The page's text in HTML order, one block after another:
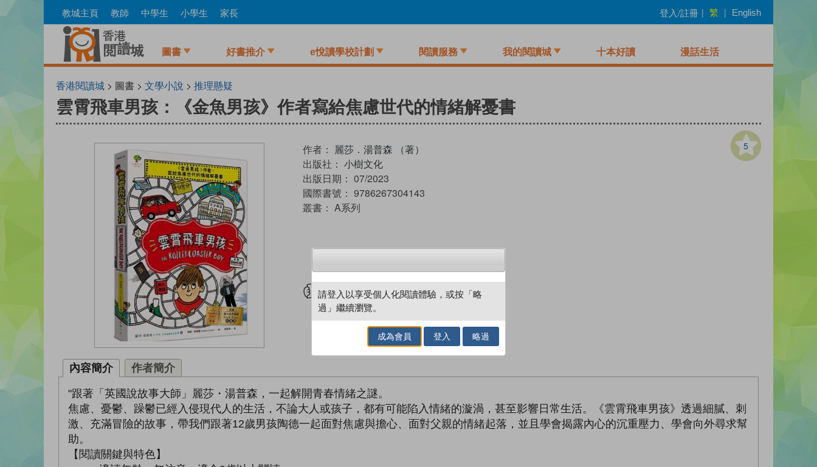
to
教城主頁 教師 中學生 小學生 家長 登入/註冊 | 繁 | English
圖書 好書推介 e悅讀學校計劃 閱讀服務 我的閱讀城 十本好讀 漫話生活
香港閱讀城 > 圖書 > 文學小說 > 推理懸疑
雲霄飛車男孩：《金魚男孩》作者寫給焦慮世代的情緒解憂書
5
作者： 麗莎．湯普森 （著）
出版社： 小樹文化
出版日期： 07/2023
國際書號： 9786267304143
叢書： A系列
試閲 加入閱讀紀錄
內容簡介 作者簡介
"跟著「英國說故事大師」麗莎・湯普森，一起解開青春情緒之謎。
焦慮、憂鬱、躁鬱已經入侵現代人的生活，不論大人或孩子，都有可能陷入情緒的漩渦，甚至影響日常生活。《雲霄飛車男孩》透過細膩、刺
激、充滿冒險的故事，帶我們跟著12歲男孩陶德一起面對焦慮與擔心、面對父親的情緒起落，並且學會揭露內心的沉重壓力、學會向外尋求幫
助。
【閱讀關鍵與特色】
請登入以享受個人化閱讀體驗，或按「略
過」繼續瀏覽。
成為會員 登入 略過